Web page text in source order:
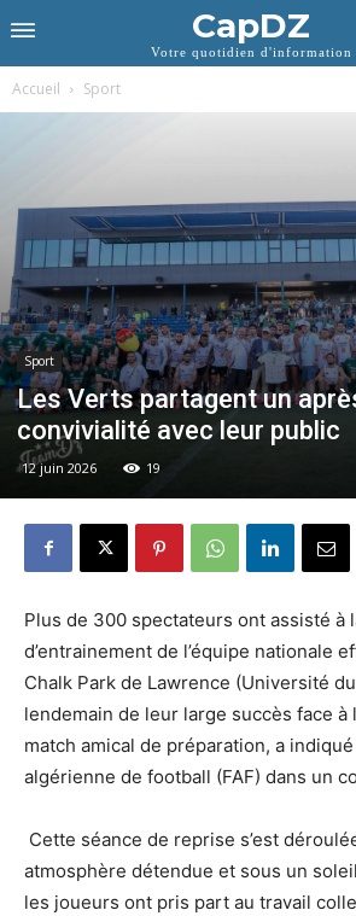
CapDZ
Votre quotidien d'information
Accueil Sport
Sport
Les Verts partagent un
convivialité avec leur public
12 juin 2026 19
Plus de 300 spectateurs ont assisté à
d’entrainement de l’équipe nationale
Chalk Park de Lawrence (Université
lendemain de leur large succès face à
match amical de préparation, a
algérienne de football (FAF) dans un
Cette séance de reprise s’est
atmosphère détendue et sous un
les joueurs ont pris part au travail